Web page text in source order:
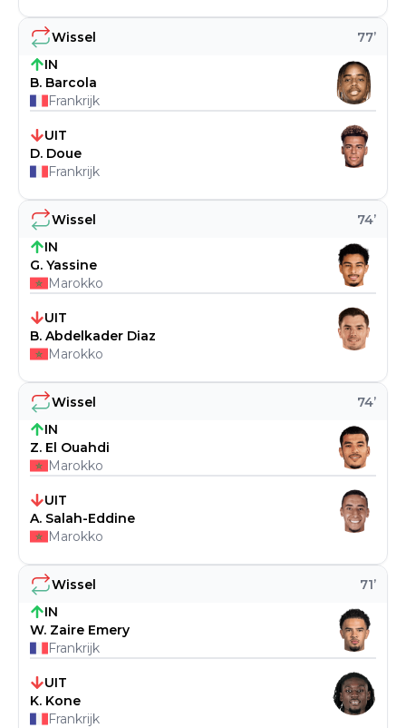
Wissel 71’
IN
W. Zaire Emery
Frankrijk
UIT
K. Kone
Frankrijk
Wissel 74’
IN
Z. El Ouahdi
Marokko
UIT
A. Salah-Eddine
Marokko
Wissel 74’
IN
G. Yassine
Marokko
UIT
B. Abdelkader Diaz
Marokko
Wissel 77’
IN
B. Barcola
Frankrijk
UIT
D. Doue
Frankrijk